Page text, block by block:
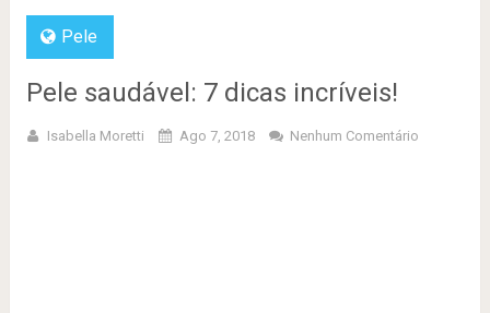
Pele
Pele saudável: 7 dicas incríveis!
Isabella Moretti Ago 7, 2018 Nenhum Comentário